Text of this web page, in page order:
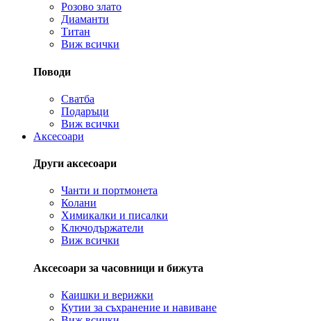
Розово злато
Диаманти
Титан
Виж всички
Поводи
Сватба
Подаръци
Виж всички
Аксесоари
Други аксесоари
Чанти и портмонета
Колани
Химикалки и писалки
Ключодържатели
Виж всички
Аксесоари за часовници и бижута
Каишки и верижки
Кутии за съхранение и навиване